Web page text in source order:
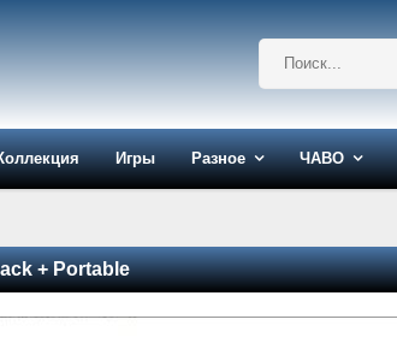
Игры Разное ЧАВО
+ Portable